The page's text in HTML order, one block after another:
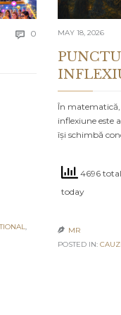
 0 Comments
,
MAY 18, 2026
În
inflexiune este
își schimbă
4696
today
 MR
POSTED IN: